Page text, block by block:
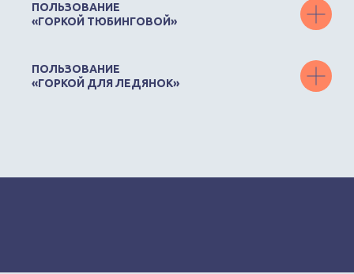
ПОЛЬЗОВАНИЕ
«ГОРКОЙ ТЮБИНГОВОЙ»
ПОЛЬЗОВАНИЕ
«ГОРКОЙ ДЛЯ ЛЕДЯНОК»